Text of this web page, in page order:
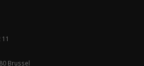
Brussel